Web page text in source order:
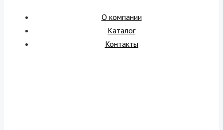
О компании
Каталог
Контакты